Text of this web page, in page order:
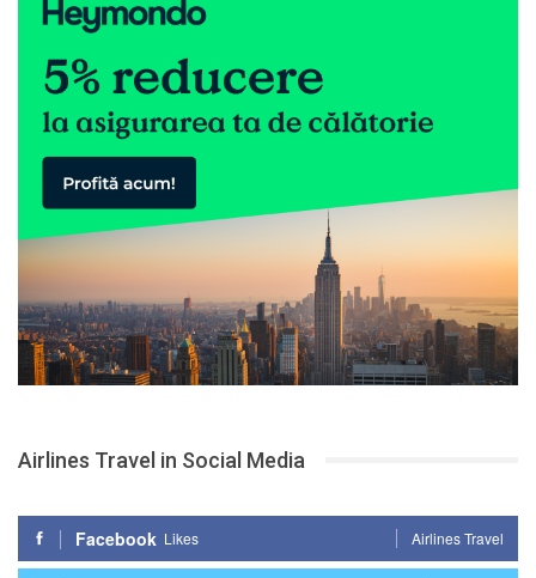
Airlines Travel in Social Media
Facebook Likes Airlines Travel